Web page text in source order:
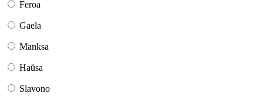
Feroa
Gaela
Manksa
Haŭsa
Slavono